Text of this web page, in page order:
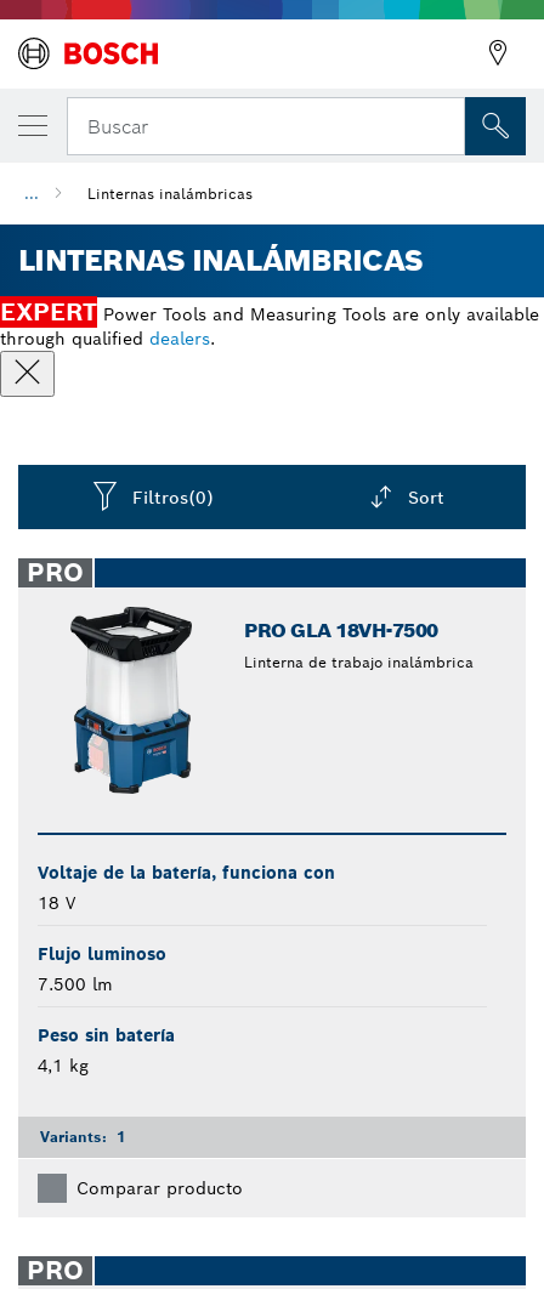
Buscar
... Linternas inalámbricas
LINTERNAS INALÁMBRICAS
EXPERT Power Tools and Measuring Tools are only available
through qualified dealers.
Filtros(0) Sort
closed
PRO
PRO GLA 18VH-7500
Linterna de trabajo inalámbrica
Voltaje de la batería, funciona con
18 V
Flujo luminoso
7.500 lm
Peso sin batería
4,1 kg
Variants: 1
Comparar producto
PRO